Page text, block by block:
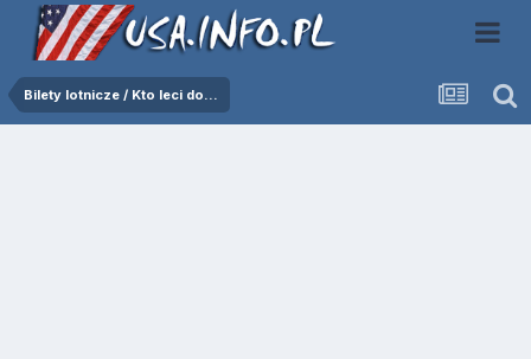
Bilety lotnicze / Kto leci do...